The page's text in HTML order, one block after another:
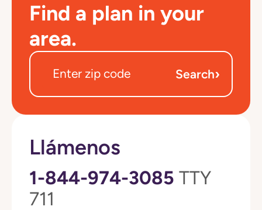
Find a plan in your
area.
Search›
Llámenos
1-844-974-3085 TTY
711